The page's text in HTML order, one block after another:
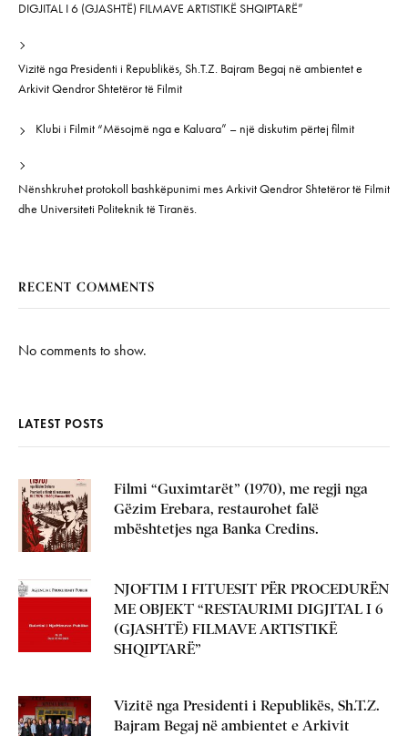
DIGJITAL I 6 (GJASHTË) FILMAVE ARTISTIKË SHQIPTARË”
Vizitë nga Presidenti i Republikës, Sh.T.Z. Bajram Begaj në ambientet e
Arkivit Qendror Shtetëror të Filmit
Klubi i Filmit “Mësojmë nga e Kaluara” – një diskutim përtej filmit
Nënshkruhet protokoll bashkëpunimi mes Arkivit Qendror Shtetëror të Filmit
dhe Universiteti Politeknik të Tiranës.
RECENT COMMENTS
No comments to show.
LATEST POSTS
Filmi “Guximtarët” (1970), me regji nga
Gëzim Erebara, restaurohet falë
mbështetjes nga Banka Credins.
NJOFTIM I FITUESIT PËR PROCEDURËN
ME OBJEKT “RESTAURIMI DIGJITAL I 6
(GJASHTË) FILMAVE ARTISTIKË
SHQIPTARË”
Vizitë nga Presidenti i Republikës, Sh.T.Z.
Bajram Begaj në ambientet e Arkivit